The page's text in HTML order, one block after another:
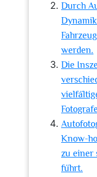
Durch
werden.
Die
Know-
zu einer
führt.